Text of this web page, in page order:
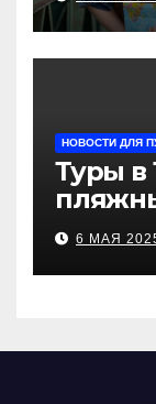
НОВОСТИ ДЛЯ
Туры в
и 6 МАЯ